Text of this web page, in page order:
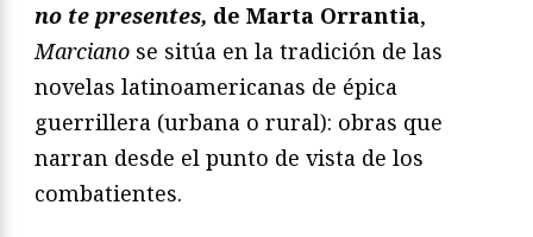
no te presentes, de Marta Orrantia,
Marciano se sitúa en la tradición de las
novelas latinoamericanas de épica
guerrillera (urbana o rural): obras que
narran desde el punto de vista de los
combatientes.